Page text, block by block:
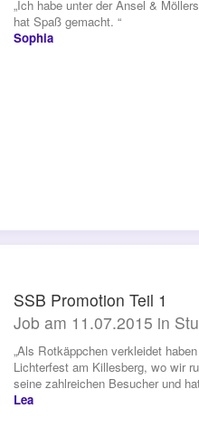
„Ich habe unter der Ansel &
hat Spaß gemacht. “
Sophia
SSB Promotion Teil 1
Job am 11.07.2015 in
„Als Rotkäppchen verkleidet
Lichterfest am Killesberg, wo wir
seine zahlreichen Besucher und
Lea